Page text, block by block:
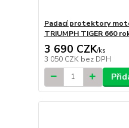
Padací protektory
TRIUMPH TIGER 660
3 690 CZK/ks
3 050 CZK bez DPH